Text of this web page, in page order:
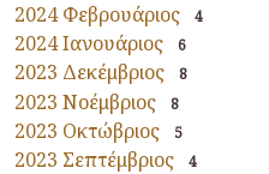
2024 Φεβρουάριος 4
2024 Ιανουάριος 6
2023 Δεκέμβριος 8
2023 Νοέμβριος 8
2023 Οκτώβριος 5
2023 Σεπτέμβριος 4